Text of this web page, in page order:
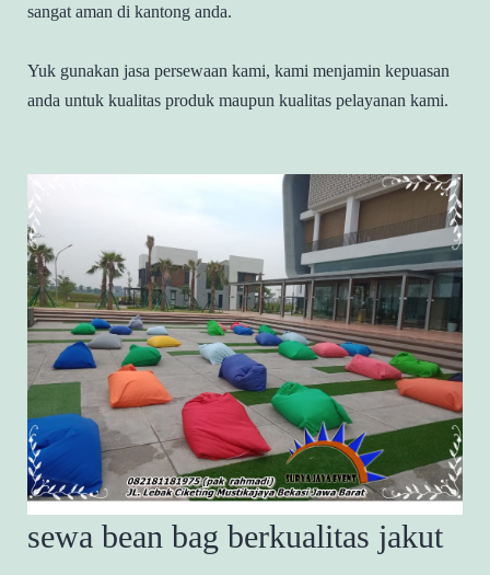
sangat aman di kantong anda.
Yuk gunakan jasa persewaan kami, kami menjamin kepuasan
anda untuk kualitas produk maupun kualitas pelayanan kami.
sewa bean bag berkualitas jakut